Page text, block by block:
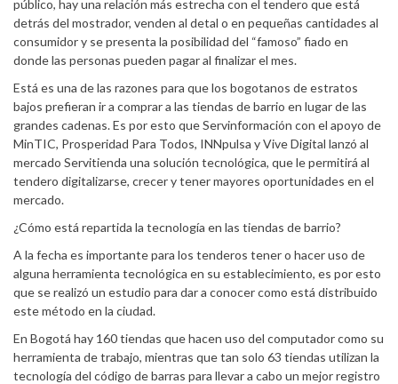
público, hay una relación más estrecha con el tendero que está
detrás del mostrador, venden al detal o en pequeñas cantidades al
consumidor y se presenta la posibilidad del “famoso” fiado en
donde las personas pueden pagar al finalizar el mes.
Está es una de las razones para que los bogotanos de estratos
bajos prefieran ir a comprar a las tiendas de barrio en lugar de las
grandes cadenas. Es por esto que Servinformación con el apoyo de
MinTIC, Prosperidad Para Todos, INNpulsa y Vive Digital lanzó al
mercado Servitienda una solución tecnológica, que le permitirá al
tendero digitalizarse, crecer y tener mayores oportunidades en el
mercado.
¿Cómo está repartida la tecnología en las tiendas de barrio?
A la fecha es importante para los tenderos tener o hacer uso de
alguna herramienta tecnológica en su establecimiento, es por esto
que se realizó un estudio para dar a conocer como está distribuido
este método en la ciudad.
En Bogotá hay 160 tiendas que hacen uso del computador como su
herramienta de trabajo, mientras que tan solo 63 tiendas utilizan la
tecnología del código de barras para llevar a cabo un mejor registro